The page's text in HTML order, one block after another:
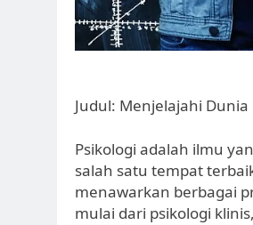
Judul: Menjelajahi Dunia
Psikologi adalah ilmu
salah satu tempat
menawarkan berbagai
mulai dari psikologi